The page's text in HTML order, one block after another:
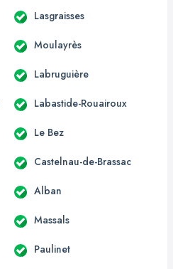
Lasgraisses
Moulayrès
Labruguière
Labastide-Rouairoux
Le Bez
Castelnau-de-Brassac
Alban
Massals
Paulinet